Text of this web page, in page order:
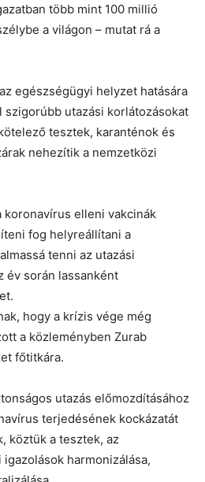
több mint 100 millió
a világon – mutat rá a
egészségügyi helyzet hatására
szigorúbb utazási korlátozásokat
tesztek, karanténok és
nehezítik a nemzetközi
koronavírus elleni vakcinák
fog helyreállítani a
tenni az utazási
év során lassanként
hogy a krízis vége még
a közleményben Zurab
főtitkára.
utazás előmozdításához
terjedésének kockázatát
köztük a tesztek, az
harmonizálása,